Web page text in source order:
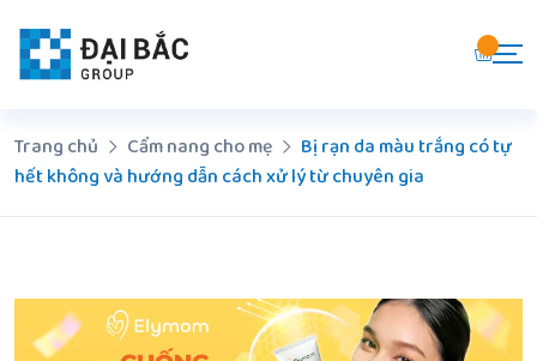
đến
nội
Trang chủ
Cẩm nang cho mẹ
Bị rạn da màu trắng có tự
hết không và hướng dẫn cách xử lý từ chuyên gia